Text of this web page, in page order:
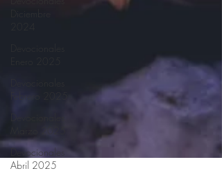
Devocionales
Abril 2025